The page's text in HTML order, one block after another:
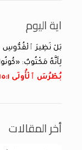
اية اليوم
بَلْ نَظِيرَ ٱلْقُدُّوسِ
لِأَنَّهُ مَكْتُوبٌ:
بُطْرُسَ ٱلْأُولَى ١:‏١٥-‏١٦
أخر المقالات